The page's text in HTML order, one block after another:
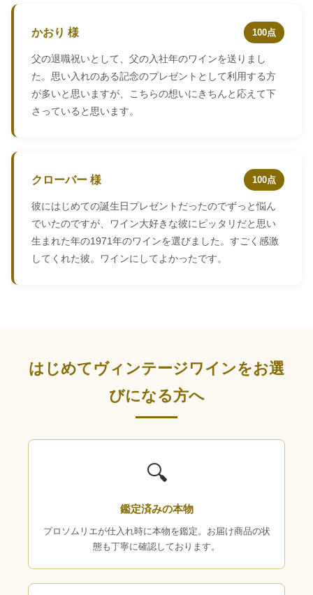
かおり 様 100点
父の退職祝いとして、父の入社年のワインを送りまし
た。思い入れのある記念のプレゼントとして利用する方
が多いと思いますが、こちらの想いにきちんと応えて下
さっていると思います。
クローバー 様 100点
彼にはじめての誕生日プレゼントだったのでずっと悩ん
でいたのですが、ワイン大好きな彼にピッタリだと思い
生まれた年の1971年のワインを選びました。すごく感激
してくれた彼。ワインにしてよかったです。
はじめてヴィンテージワインをお選
びになる方へ
🔍
鑑定済みの本物
プロソムリエが仕入れ時に本物を鑑定。お届け商品の状
態も丁寧に確認しております。